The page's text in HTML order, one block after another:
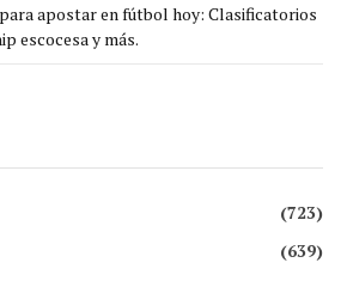
apostar en fútbol hoy: Clasificatorios
escocesa y más.
(723)
(639)